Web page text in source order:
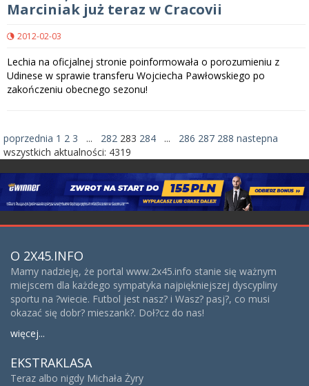
Marciniak już teraz w Cracovii
2012-02-03
Lechia na oficjalnej stronie poinformowała o porozumieniu z
Udinese w sprawie transferu Wojciecha Pawłowskiego po
zakończeniu obecnego sezonu!
poprzednia 1 2 3 ... 282 283 284 ... 286 287 288 nastepna
wszystkich aktualności: 4319
O 2X45.INFO
Mamy nadzieję, że portal www.2x45.info stanie się ważnym
miejscem dla każdego sympatyka najpiękniejszej dyscypliny
sportu na ?wiecie. Futbol jest nasz? i Wasz? pasj?, co musi
okazać się dobr? mieszank?. Doł?cz do nas!
więcej...
EKSTRAKLASA
Teraz albo nigdy Michała Żyry